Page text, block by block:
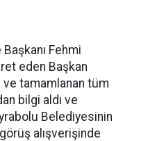
Fehmi
eden Başkan
tamamlanan tüm
bilgi aldı ve
Belediyesinin
alışverişinde